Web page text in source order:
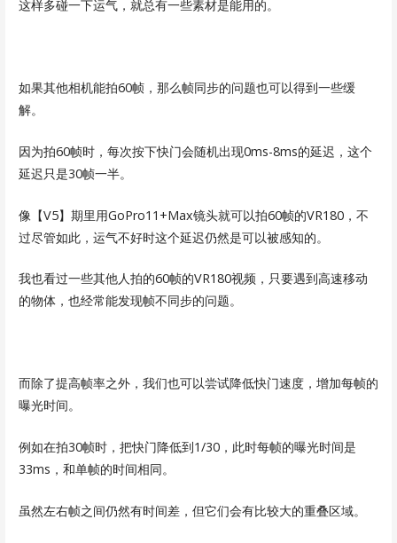
这样多碰一下运气，就总有一些素材是能用的。
如果其他相机能拍60帧，那么帧同步的问题也可以得到一些缓
解。
因为拍60帧时，每次按下快门会随机出现0ms-8ms的延迟，这个
延迟只是30帧一半。
像【V5】期里用GoPro11+Max镜头就可以拍60帧的VR180，不
过尽管如此，运气不好时这个延迟仍然是可以被感知的。
我也看过一些其他人拍的60帧的VR180视频，只要遇到高速移动
的物体，也经常能发现帧不同步的问题。
而除了提高帧率之外，我们也可以尝试降低快门速度，增加每帧的
曝光时间。
例如在拍30帧时，把快门降低到1/30，此时每帧的曝光时间是
33ms，和单帧的时间相同。
虽然左右帧之间仍然有时间差，但它们会有比较大的重叠区域。